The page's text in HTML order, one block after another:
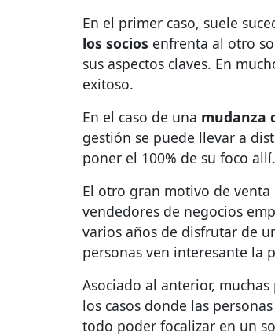
En el primer caso, suele
los socios enfrenta al otro
sus aspectos claves. En
exitoso.
En el caso de una mudanza
gestión se puede llevar a
poner el 100% de su foco allí.
El otro gran motivo de
vendedores de negocios
varios años de disfrutar de
personas ven interesante la
Asociado al anterior,
los casos donde las
todo poder focalizar en un